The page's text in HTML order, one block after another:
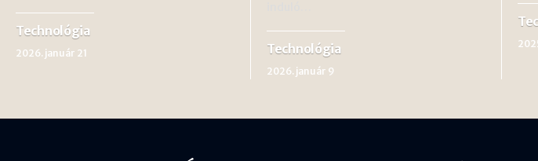
Technológia
2026. január 21 Technológia
2026. január 9